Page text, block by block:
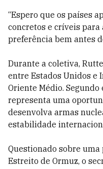
“Espero que os países
concretos e críveis
preferência bem antes
Durante a coletiva,
entre Estados Unidos e
Oriente Médio.
representa uma
desenvolva armas
estabilidade
Questionado sobre uma
Estreito de Ormuz, o